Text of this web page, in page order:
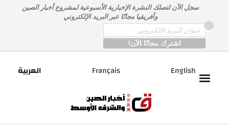
المحتوى
سجل الآن لتصلك النشرة الإخبارية الأسبوعية لمشروع أخبار الصين
وأفريقيا مجانًا عبر البريد الإلكتروني
Email
*
English
Français العربية